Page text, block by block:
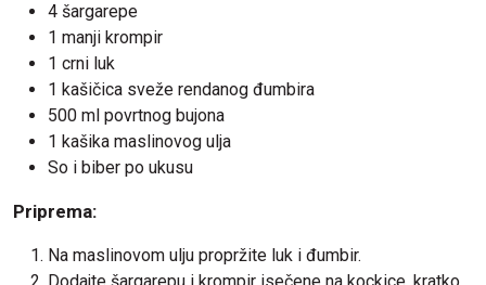
4 šargarepe
1 manji krompir
1 crni luk
1 kašičica sveže rendanog đumbira
500 ml povrtnog bujona
1 kašika maslinovog ulja
So i biber po ukusu
Priprema:
Na maslinovom ulju propržite luk i đumbir.